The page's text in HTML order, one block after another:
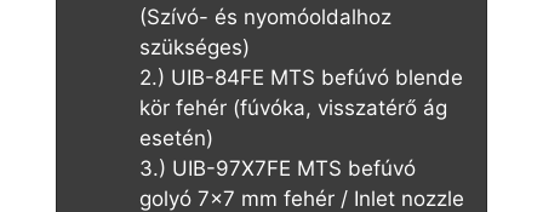
(Szívó- és nyomóoldalhoz
szükséges)
2.) UIB-84FE MTS befúvó blende
kör fehér (fúvóka, visszatérő ág
esetén)
3.) UIB-97X7FE MTS befúvó
golyó 7×7 mm fehér / Inlet nozzle